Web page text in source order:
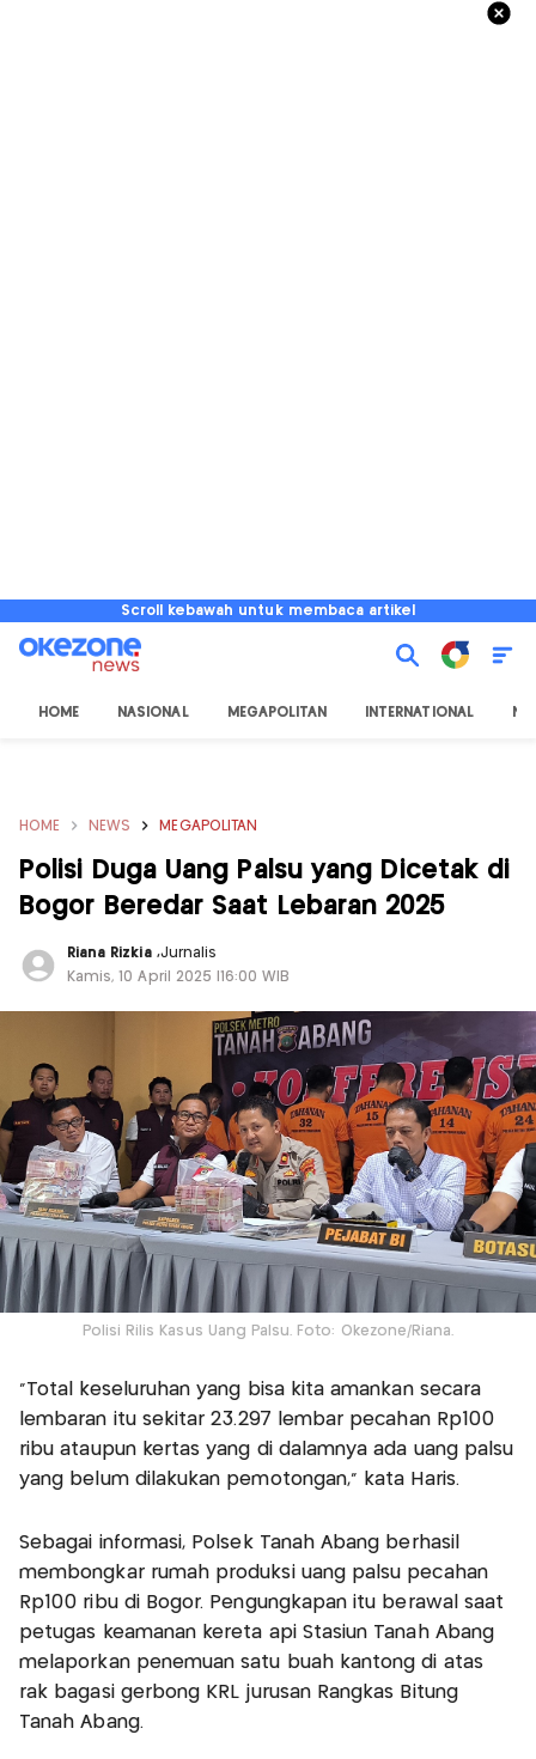
Scroll kebawah untuk membaca artikel
HOME NASIONAL MEGAPOLITAN INTERNATIONAL
HOME NEWS MEGAPOLITAN
Polisi Duga Uang Palsu yang Dicetak di
Bogor Beredar Saat Lebaran 2025
Riana Rizkia ,Jurnalis
Kamis, 10 April 2025 |16:00 WIB
Polisi Rilis Kasus Uang Palsu. Foto: Okezone/Riana.
"Total keseluruhan yang bisa kita amankan secara
lembaran itu sekitar 23.297 lembar pecahan Rp100
ribu ataupun kertas yang di dalamnya ada uang palsu
yang belum dilakukan pemotongan," kata Haris.
Sebagai informasi, Polsek Tanah Abang berhasil
membongkar rumah produksi uang palsu pecahan
Rp100 ribu di Bogor. Pengungkapan itu berawal saat
petugas keamanan kereta api Stasiun Tanah Abang
melaporkan penemuan satu buah kantong di atas
rak bagasi gerbong KRL jurusan Rangkas Bitung
Tanah Abang.